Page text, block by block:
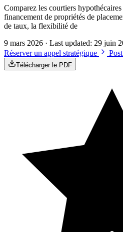
Comparez les courtiers
financement de propriétés de
de taux, la flexibilité de
9 mars 2026 · Last updated: 29 juin
Réserver un appel stratégique
Télécharger le PDF